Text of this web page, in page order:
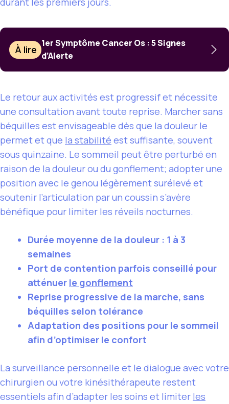
À lire
1er Symptôme Cancer Os : 5 Signes
d’Alerte
Le retour aux activités est progressif et nécessite
une consultation avant toute reprise. Marcher sans
béquilles est envisageable dès que la douleur le
permet et que la stabilité est suffisante, souvent
sous quinzaine. Le sommeil peut être perturbé en
raison de la douleur ou du gonflement; adopter une
position avec le genou légèrement surélevé et
soutenir l’articulation par un coussin s’avère
bénéfique pour limiter les réveils nocturnes.
Durée moyenne de la douleur : 1 à 3
semaines
Port de contention parfois conseillé pour
atténuer le gonflement
Reprise progressive de la marche, sans
béquilles selon tolérance
Adaptation des positions pour le sommeil
afin d’optimiser le confort
La surveillance personnelle et le dialogue avec votre
chirurgien ou votre kinésithérapeute restent
essentiels afin d’adapter les soins et limiter les